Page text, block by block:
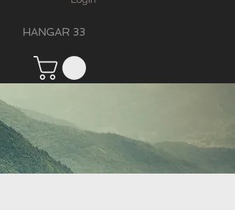
HANGAR 33